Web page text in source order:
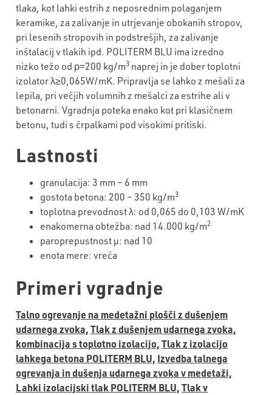
tlaka, kot lahki estrih z neposrednim polaganjem
keramike, za zalivanje in utrjevanje obokanih stropov,
pri lesenih stropovih in podstrešjih, za zalivanje
inštalacij v tlakih ipd. POLITERM BLU ima izredno
nizko težo od ρ=200 kg/m3 naprej in je dober toplotni
izolator λ≥0,065W/mK. Pripravlja se lahko z mešali za
lepila, pri večjih volumnih z mešalci za estrihe ali v
betonarni. Vgradnja poteka enako kot pri klasičnem
betonu, tudi s črpalkami pod visokimi pritiski.
Lastnosti
granulacija: 3 mm – 6 mm
gostota betona: 200 – 350 kg/m3
toplotna prevodnost λ: od 0,065 do 0,103 W/mK
enakomerna obtežba: nad 14.000 kg/m2
paroprepustnost µ: nad 10
enota mere: vreča
Primeri vgradnje
Talno ogrevanje na medetažni plošči z dušenjem
udarnega zvoka, Tlak z dušenjem udarnega zvoka,
kombinacija s toplotno izolacijo, Tlak z izolacijo
lahkega betona POLITERM BLU, Izvedba talnega
ogrevanja in dušenja udarnega zvoka v medetaži,
Lahki izolacijski tlak POLITERM BLU, Tlak v